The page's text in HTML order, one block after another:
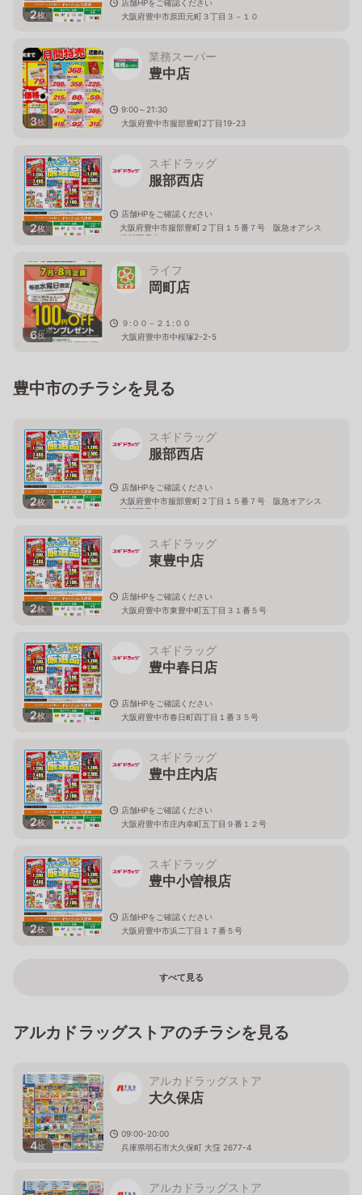
2枚
店舗HPをご確認ください
大阪府豊中市原田元町３丁目３－１０
3枚
業務スーパー
豊中店
9:00～21:30
大阪府豊中市服部豊町2丁目19-23
2枚
スギドラッグ
服部西店
店舗HPをご確認ください
大阪府豊中市服部豊町２丁目１５番７号 阪急オアシス
服部西店内
6枚
ライフ
岡町店
９:００－２１:００
大阪府豊中市中桜塚2-2-5
豊中市のチラシを見る
2枚
スギドラッグ
服部西店
店舗HPをご確認ください
大阪府豊中市服部豊町２丁目１５番７号 阪急オアシス
服部西店内
2枚
スギドラッグ
東豊中店
店舗HPをご確認ください
大阪府豊中市東豊中町五丁目３１番５号
2枚
スギドラッグ
豊中春日店
店舗HPをご確認ください
大阪府豊中市春日町四丁目１番３５号
2枚
スギドラッグ
豊中庄内店
店舗HPをご確認ください
大阪府豊中市庄内幸町五丁目９番１２号
2枚
スギドラッグ
豊中小曽根店
店舗HPをご確認ください
大阪府豊中市浜二丁目１７番５号
すべて見る
アルカドラッグストアのチラシを見る
4枚
アルカドラッグストア
大久保店
09:00-20:00
兵庫県明石市大久保町 大窪 2677-4
アルカドラッグストア